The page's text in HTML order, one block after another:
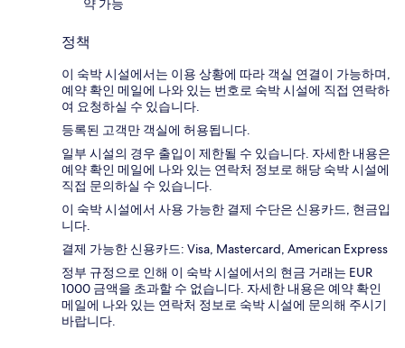
약 가능
정책
이 숙박 시설에서는 이용 상황에 따라 객실 연결이 가능하며,
예약 확인 메일에 나와 있는 번호로 숙박 시설에 직접 연락하
여 요청하실 수 있습니다.
등록된 고객만 객실에 허용됩니다.
일부 시설의 경우 출입이 제한될 수 있습니다. 자세한 내용은
예약 확인 메일에 나와 있는 연락처 정보로 해당 숙박 시설에
직접 문의하실 수 있습니다.
이 숙박 시설에서 사용 가능한 결제 수단은 신용카드, 현금입
니다.
결제 가능한 신용카드: Visa, Mastercard, American Express
정부 규정으로 인해 이 숙박 시설에서의 현금 거래는 EUR
1000 금액을 초과할 수 없습니다. 자세한 내용은 예약 확인
메일에 나와 있는 연락처 정보로 숙박 시설에 문의해 주시기
바랍니다.